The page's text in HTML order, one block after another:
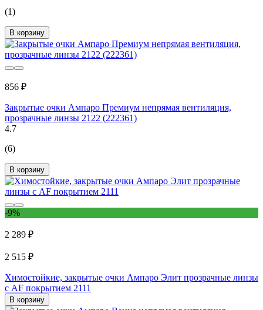
(1)
В корзину
856 ₽
Закрытые очки Ампаро Премиум непрямая вентиляция,
прозрачные линзы 2122 (222361)
4.7
(6)
В корзину
-9%
2 289 ₽
2 515 ₽
Химостойкие, закрытые очки Ампаро Элит прозрачные линзы
с AF покрытием 2111
В корзину